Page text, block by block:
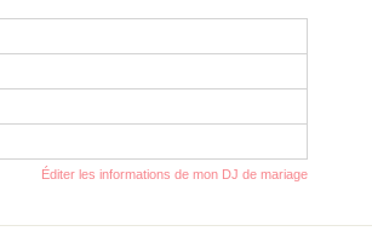
Éditer les informations de mon DJ de mariage